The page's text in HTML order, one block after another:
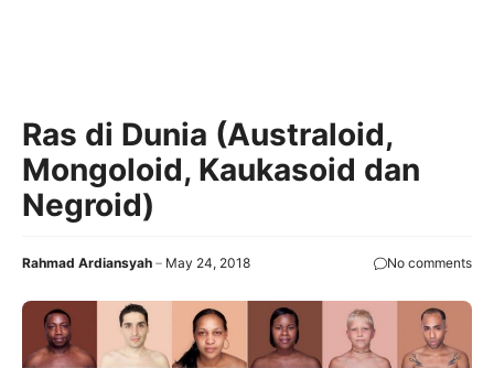
Ras di Dunia (Australoid,
Mongoloid, Kaukasoid dan
Negroid)
Rahmad Ardiansyah May 24, 2018 No comments